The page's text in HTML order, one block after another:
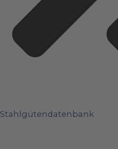
Stahlgütendatenbank